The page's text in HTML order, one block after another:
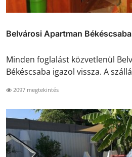
Belvárosi Apartman Békéscsaba
Minden foglalást közvetlenül
Békéscsaba igazol vissza. A
2097 megtekintés